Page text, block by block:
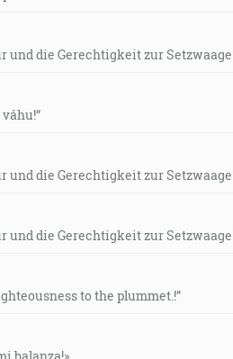
und die Gerechtigkeit zur
und die Gerechtigkeit zur
und die Gerechtigkeit zur
to the plummet.!”